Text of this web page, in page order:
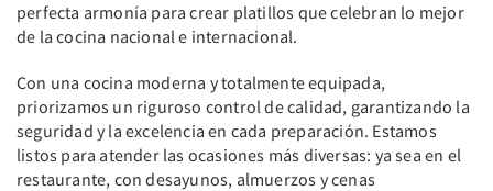
perfecta armonía para crear platillos que celebran lo mejor
de la cocina nacional e internacional.
Con una cocina moderna y totalmente equipada,
priorizamos un riguroso control de calidad, garantizando la
seguridad y la excelencia en cada preparación. Estamos
listos para atender las ocasiones más diversas: ya sea en el
restaurante, con desayunos, almuerzos y cenas